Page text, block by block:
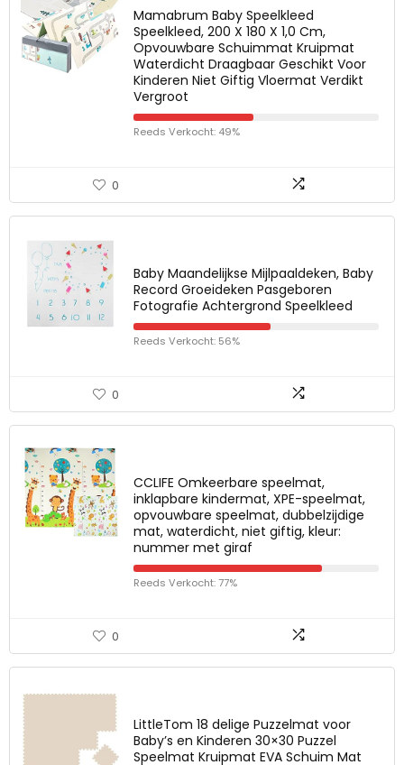
Mamabrum Baby Speelkleed
Speelkleed, 200 X 180 X 1,0 Cm,
Opvouwbare Schuimmat Kruipmat
Waterdicht Draagbaar Geschikt Voor
Kinderen Niet Giftig Vloermat Verdikt
Vergroot
Reeds Verkocht: 49%
0
Baby Maandelijkse Mijlpaaldeken, Baby
Record Groeideken Pasgeboren
Fotografie Achtergrond Speelkleed
Reeds Verkocht: 56%
0
CCLIFE Omkeerbare speelmat,
inklapbare kindermat, XPE-speelmat,
opvouwbare speelmat, dubbelzijdige
mat, waterdicht, niet giftig, kleur:
nummer met giraf
Reeds Verkocht: 77%
0
LittleTom 18 delige Puzzelmat voor
Baby’s en Kinderen 30×30 Puzzel
Speelmat Kruipmat EVA Schuim Mat